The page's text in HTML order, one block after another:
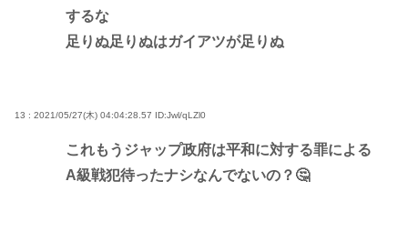
するな
足りぬ足りぬはガイアツが足りぬ
13 : 2021/05/27(木) 04:04:28.57 ID:Jwl/qLZl0
これもうジャップ政府は平和に対する罪による
A級戦犯待ったナシなんでないの？🤔